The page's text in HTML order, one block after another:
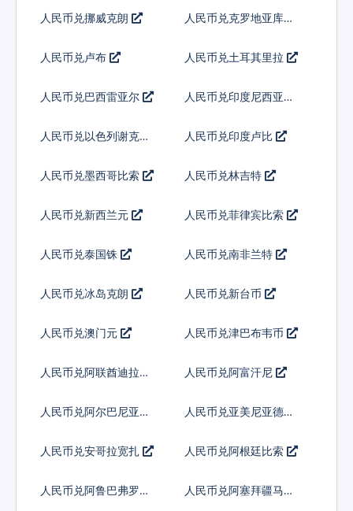
人民币兑挪威克朗 人民币兑克罗地亚库纳
人民币兑卢布 人民币兑土耳其里拉
人民币兑巴西雷亚尔
人民币兑印度尼西亚卢
人民币兑以色列谢克尔 人民币兑印度卢比
人民币兑墨西哥比索 人民币兑林吉特
人民币兑新西兰元 人民币兑菲律宾比索
人民币兑泰国铢 人民币兑南非兰特
人民币兑冰岛克朗 人民币兑新台币
人民币兑澳门元 人民币兑津巴布韦币
人民币兑阿联酋迪拉姆
人民币兑阿富汗尼
人民币兑阿尔巴尼亚列
人民币兑亚美尼亚德拉
人民币兑安哥拉宽扎 人民币兑阿根廷比索
人民币兑阿鲁巴弗罗林
人民币兑阿塞拜疆马纳